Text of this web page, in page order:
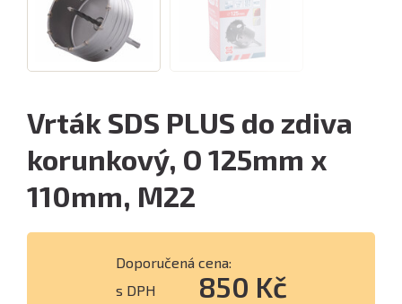
Vrták SDS PLUS do zdiva
korunkový, O 125mm x
110mm, M22
Doporučená cena:
s DPH
850 Kč